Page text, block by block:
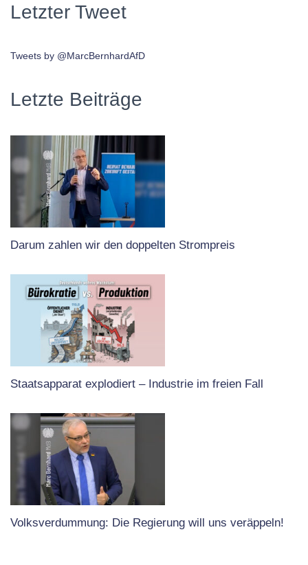
Letzter Tweet
Tweets by @MarcBernhardAfD
Letzte Beiträge
Darum zahlen wir den doppelten Strompreis
Staatsapparat explodiert – Industrie im freien Fall
Volksverdummung: Die Regierung will uns veräppeln!